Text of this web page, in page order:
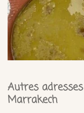
Autres
Marrakech